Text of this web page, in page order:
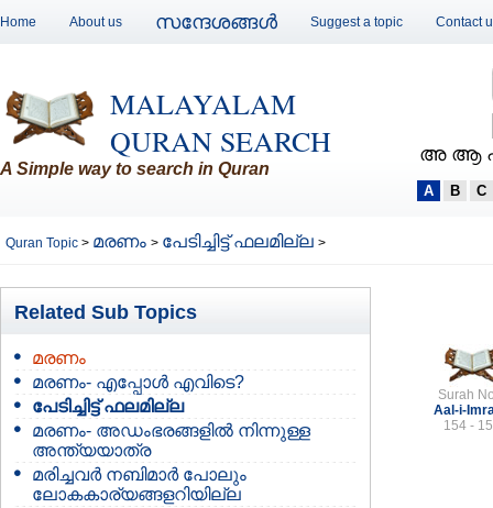
Home About us സന്ദേശങ്ങള്‍ Suggest a topic Contact
MALAYALAM
QURAN SEARCH
A Simple way to search in Quran
അ ആ
A B C
Quran Topic > മരണം > പേടിച്ചിട്ട് ഫലമില്ല >
Related Sub Topics
മരണം
മരണം- എപ്പോള്‍ എവിടെ?
പേടിച്ചിട്ട് ഫലമില്ല
മരണം- അഡംഭരങ്ങളില്‍ നിന്നുള്ള
അന്ത്യയാത്ര
മരിച്ചവര്‍ നബിമാര്‍ പോലും
ലോകകാര്യങ്ങളറിയില്ല
Surah
Aal-i-
154 -